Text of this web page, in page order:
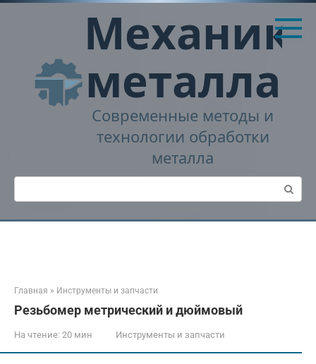
Перейти
Механика
металла
Современные методы и
технологии обработки
металла
Поиск:
Главная » Инструменты и запчасти
Резьбомер метрический и дюймовый
На чтение: 20 мин Инструменты и запчасти